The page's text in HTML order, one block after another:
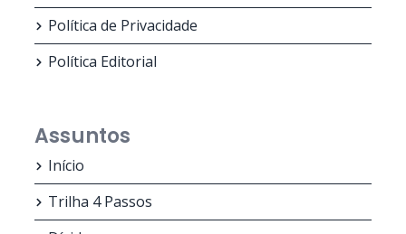
Política de Privacidade
Política Editorial
Assuntos
Início
Trilha 4 Passos